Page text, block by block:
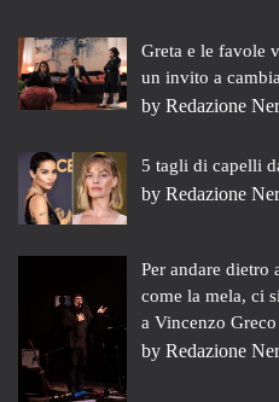
Greta e le favole
un invito a
by Redazione
5 tagli di capelli
by Redazione
Per andare dietro
come la mela, ci
a Vincenzo Greco
by Redazione